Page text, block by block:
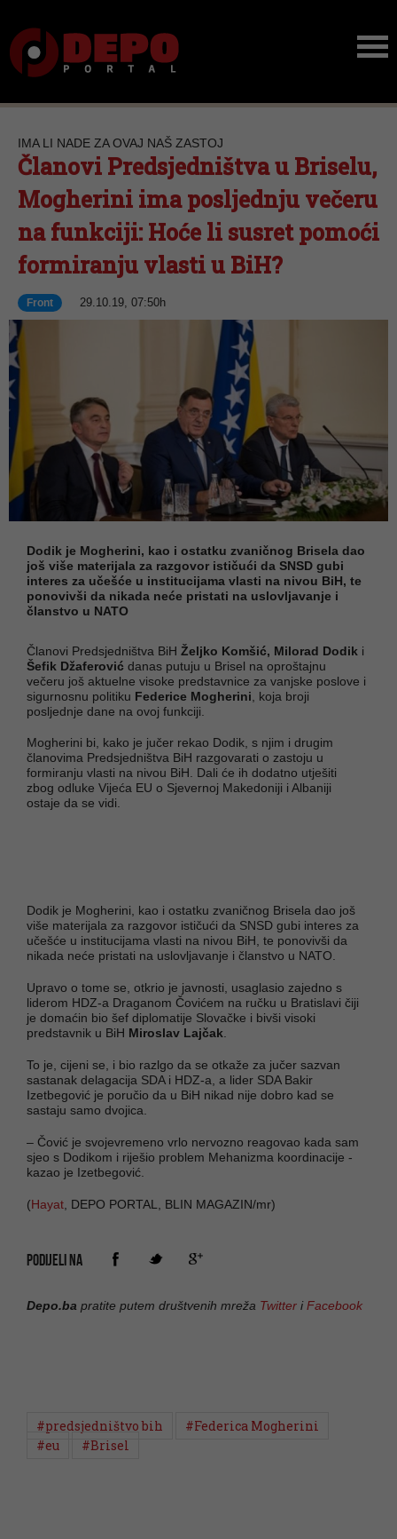
IMA LI NADE ZA OVAJ NAŠ ZASTOJ
Članovi Predsjedništva u Briselu,
Mogherini ima posljednju večeru
na funkciji: Hoće li susret pomoći
formiranju vlasti u BiH?
Front 29.10.19, 07:50h
Dodik je Mogherini, kao i ostatku zvaničnog Brisela dao
još više materijala za razgovor ističući da SNSD gubi
interes za učešće u institucijama vlasti na nivou BiH, te
ponovivši da nikada neće pristati na uslovljavanje i
članstvo u NATO
Članovi Predsjedništva BiH Željko Komšić, Milorad Dodik i
Šefik Džaferović danas putuju u Brisel na oproštajnu
večeru još aktuelne visoke predstavnice za vanjske poslove i
sigurnosnu politiku Federice Mogherini , koja broji
posljednje dane na ovoj funkciji.
Mogherini bi, kako je jučer rekao Dodik, s njim i drugim
članovima Predsjedništva BiH razgovarati o zastoju u
formiranju vlasti na nivou BiH. Dali će ih dodatno utješiti
zbog odluke Vijeća EU o Sjevernoj Makedoniji i Albaniji
ostaje da se vidi.
Dodik je Mogherini, kao i ostatku zvaničnog Brisela dao još
više materijala za razgovor ističući da SNSD gubi interes za
učešće u institucijama vlasti na nivou BiH, te ponovivši da
nikada neće pristati na uslovljavanje i članstvo u NATO.
Upravo o tome se, otkrio je javnosti, usaglasio zajedno s
liderom HDZ-a Draganom Čovićem na ručku u Bratislavi čiji
je domaćin bio šef diplomatije Slovačke i bivši visoki
predstavnik u BiH Miroslav Lajčak
To je, cijeni se, i bio razlgo da se otkaže za jučer sazvan
sastanak delagacija SDA i HDZ-a, a lider SDA Bakir
Izetbegović je poručio da u BiH nikad nije dobro kad se
sastaju samo dvojica.
– Čović je svojevremeno vrlo nervozno reagovao kada sam
sjeo s Dodikom i riješio problem Mehanizma koordinacije -
kazao je Izetbegović.
(Hayat , DEPO PORTAL, BLIN MAGAZIN/mr)
PODIJELI NA
Depo.ba pratite putem društvenih mreža Twitter iFacebook
#predsjedništvo bih
#Federica Mogherini
#eu
#Brisel